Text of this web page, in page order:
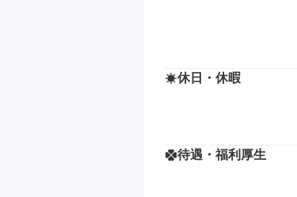
休日・休暇
待遇・福利厚生